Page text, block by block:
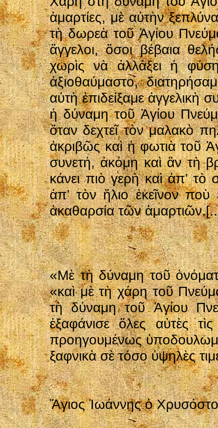
ἁμαρτίες, μὲ αὐτὴν
τὴ δωρεὰ τοῦ Ἁγίου
ἄγγελοι, ὅσοι βέβαια
χωρὶς νὰ ἀλλάξει ἡ
ἀξιοθαύμαστο,
αὐτὴ ἐπιδείξαμε ἀγγελικὴ
ἡ δύναμη τοῦ Ἁγίου
ὅταν δεχτεῖ τὸν μαλακὸ
ἀκριβῶς καὶ ἡ φωτιὰ τοῦ
συνετή, ἀκόμη καὶ ἂν τὴ
κάνει πιὸ γερὴ καὶ ἀπ’ τὸ
ἀπ’ τὸν ἥλιο ἐκεῖνον
ἀκαθαρσία τῶν
«Μὲ τὴ δύναμη τοῦ
«καὶ μὲ τὴ χάρη τοῦ
τὴ δύναμη τοῦ Ἁγίου
ἐξαφάνισε ὅλες αὐτὲς
προηγουμένως
ξαφνικὰ σὲ τόσο ὑψηλὲς
Ἅγιος Ἰωάννης ὁ